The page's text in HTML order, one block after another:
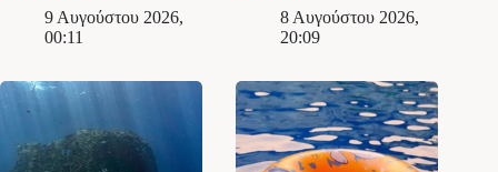
9 Αυγούστου 2026,
00:11
8 Αυγούστου 2026,
20:09